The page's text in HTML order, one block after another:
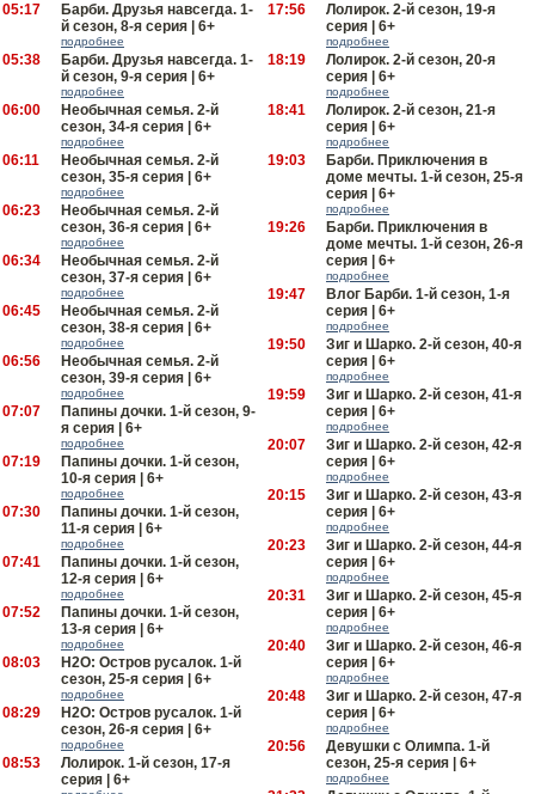
05:17
Барби. Друзья навсегда. 1-
й сезон, 8-я серия | 6+
подробнее
05:38
Барби. Друзья навсегда. 1-
й сезон, 9-я серия | 6+
подробнее
06:00
Необычная семья. 2-й
сезон, 34-я серия | 6+
подробнее
06:11
Необычная семья. 2-й
сезон, 35-я серия | 6+
подробнее
06:23
Необычная семья. 2-й
сезон, 36-я серия | 6+
подробнее
06:34
Необычная семья. 2-й
сезон, 37-я серия | 6+
подробнее
06:45
Необычная семья. 2-й
сезон, 38-я серия | 6+
подробнее
06:56
Необычная семья. 2-й
сезон, 39-я серия | 6+
подробнее
07:07
Папины дочки. 1-й сезон, 9-
я серия | 6+
подробнее
07:19
Папины дочки. 1-й сезон,
10-я серия | 6+
подробнее
07:30
Папины дочки. 1-й сезон,
11-я серия | 6+
подробнее
07:41
Папины дочки. 1-й сезон,
12-я серия | 6+
подробнее
07:52
Папины дочки. 1-й сезон,
13-я серия | 6+
подробнее
08:03
H2O: Остров русалок. 1-й
сезон, 25-я серия | 6+
подробнее
08:29
H2O: Остров русалок. 1-й
сезон, 26-я серия | 6+
подробнее
08:53
Лолирок. 1-й сезон, 17-я
серия | 6+
17:56
Лолирок. 2-й сезон, 19-я
серия | 6+
подробнее
18:19
Лолирок. 2-й сезон, 20-я
серия | 6+
подробнее
18:41
Лолирок. 2-й сезон, 21-я
серия | 6+
подробнее
19:03
Барби. Приключения в
доме мечты. 1-й сезон, 25-я
серия | 6+
подробнее
19:26
Барби. Приключения в
доме мечты. 1-й сезон, 26-я
серия | 6+
подробнее
19:47
Влог Барби. 1-й сезон, 1-я
серия | 6+
подробнее
19:50
Зиг и Шарко. 2-й сезон, 40-я
серия | 6+
подробнее
19:59
Зиг и Шарко. 2-й сезон, 41-я
серия | 6+
подробнее
20:07
Зиг и Шарко. 2-й сезон, 42-я
серия | 6+
подробнее
20:15
Зиг и Шарко. 2-й сезон, 43-я
серия | 6+
подробнее
20:23
Зиг и Шарко. 2-й сезон, 44-я
серия | 6+
подробнее
20:31
Зиг и Шарко. 2-й сезон, 45-я
серия | 6+
подробнее
20:40
Зиг и Шарко. 2-й сезон, 46-я
серия | 6+
подробнее
20:48
Зиг и Шарко. 2-й сезон, 47-я
серия | 6+
подробнее
20:56
Девушки с Олимпа. 1-й
сезон, 25-я серия | 6+
подробнее